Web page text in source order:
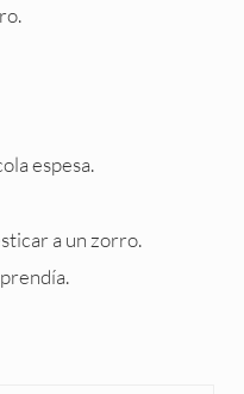
espesa.
a un zorro.